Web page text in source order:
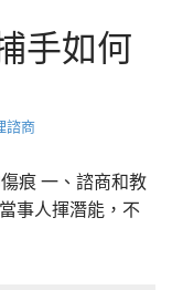
手如何
諮商
痕 一、諮商和教
事人揮潛能，不